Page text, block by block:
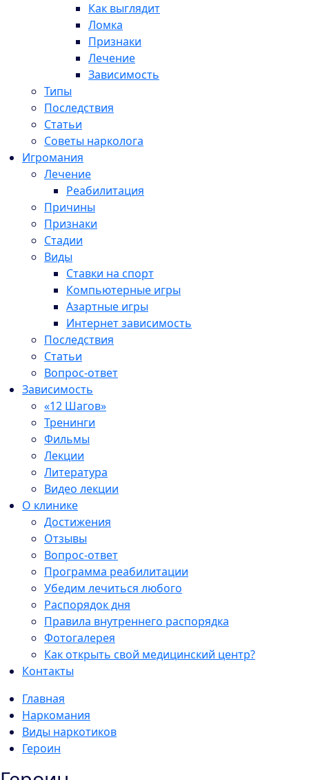
Как выглядит
Ломка
Признаки
Лечение
Зависимость
Типы
Последствия
Статьи
Советы нарколога
Игромания
Лечение
Реабилитация
Причины
Признаки
Стадии
Виды
Ставки на спорт
Компьютерные игры
Азартные игры
Интернет зависимость
Последствия
Статьи
Вопрос-ответ
Зависимость
«12 Шагов»
Тренинги
Фильмы
Лекции
Литература
Видео лекции
О клинике
Достижения
Отзывы
Вопрос-ответ
Программа реабилитации
Убедим лечиться любого
Распорядок дня
Правила внутреннего распорядка
Фотогалерея
Как открыть свой медицинский центр?
Контакты
Главная
Наркомания
Виды наркотиков
Героин